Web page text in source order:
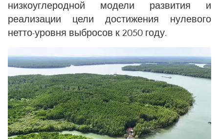
низкоуглеродной модели развития и
реализации цели достижения нулевого
нетто-уровня выбросов к 2050 году.